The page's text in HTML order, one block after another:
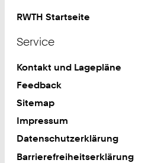
RWTH Startseite
Service
Kontakt und Lagepläne
Feedback
Sitemap
Impressum
Datenschutzerklärung
Barrierefreiheitserklärung